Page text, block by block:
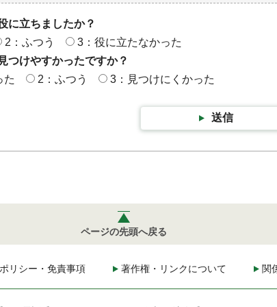
に立ちましたか？
2：ふつう
3：役に立たなかった
つけやすかったですか？
た
2：ふつう 3：見つけにくかった
送信
ページの先頭へ戻る
リシー・免責事項 著作権・リンクについて 関